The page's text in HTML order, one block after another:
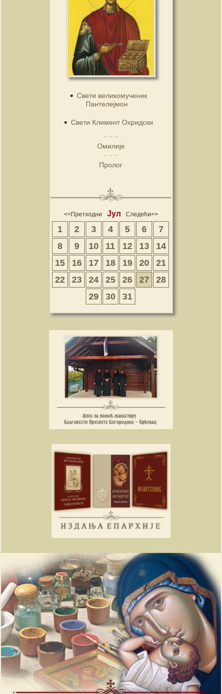
Свети великомученик
Пантелејмон
Свети Климент Охридски
Омилије
Пролог
<<Претходни Јул Следећи>>
1 2 3 4 5 6
7
8
9 10 11 12 13
14
15
16 17 18 19 20
21
22
23 24 25 26 27
28
29
30 31